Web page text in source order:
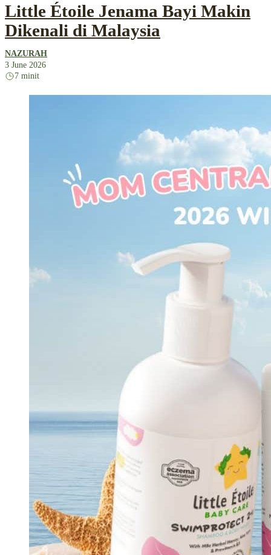
Little Étoile Jenama Bayi Makin
Dikenali di Malaysia
NAZURAH
3 June 2026
7 minit